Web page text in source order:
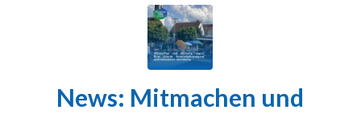
News: Mitmachen und